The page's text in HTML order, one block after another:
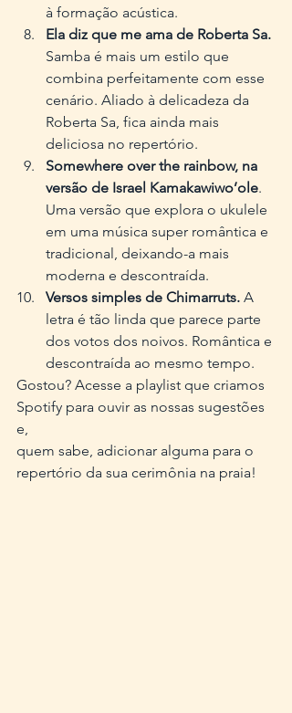
à formação acústica.
Ela diz que me ama de Roberta Sa.
Samba é mais um estilo que
combina perfeitamente com esse
cenário. Aliado à delicadeza da
Roberta Sa, fica ainda mais
deliciosa no repertório.
Somewhere over the rainbow, na
versão de Israel Kamakawiwo’ole.
Uma versão que explora o ukulele
em uma música super romântica e
tradicional, deixando-a mais
moderna e descontraída.
Versos simples de Chimarruts. A
letra é tão linda que parece parte
dos votos dos noivos. Romântica e
descontraída ao mesmo tempo.
Gostou? Acesse a playlist que criamos
Spotify para ouvir as nossas sugestões
e,
quem sabe, adicionar alguma para o
repertório da sua cerimônia na praia!